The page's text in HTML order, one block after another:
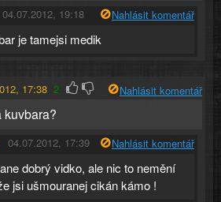
04.07.2012, 19:18 Nahlásit komentář
je tamejsi medik
17:38 2 Nahlásit komentář
kuvbara?
04.07.2012, 17:39 Nahlásit komentář
dobrý vidko, ale nic to nemění
jsi ušmouranej cikán kámo !